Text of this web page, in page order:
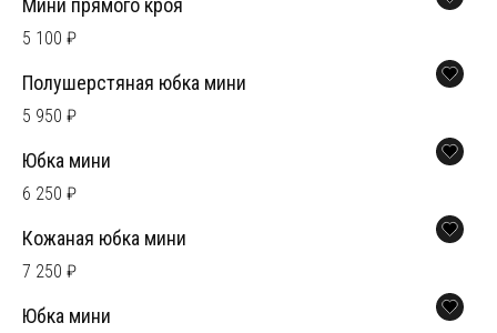
Мини прямого кроя
5 100 ₽
Полушерстяная юбка мини
5 950 ₽
Юбка мини
6 250 ₽
Кожаная юбка мини
7 250 ₽
Юбка мини